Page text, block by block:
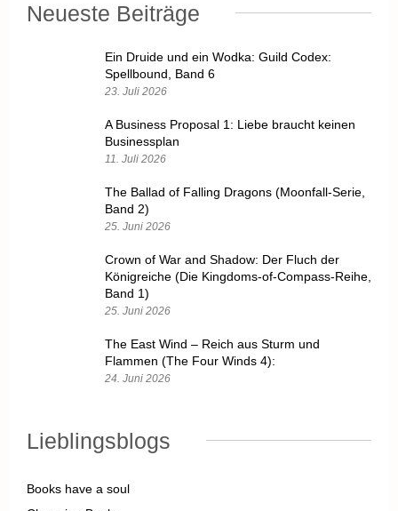
Neueste Beiträge
Ein Druide und ein Wodka: Guild Codex:
Spellbound, Band 6
23. Juli 2026
A Business Proposal 1: Liebe braucht keinen
Businessplan
11. Juli 2026
The Ballad of Falling Dragons (Moonfall-Serie,
Band 2)
25. Juni 2026
Crown of War and Shadow: Der Fluch der
Königreiche (Die Kingdoms-of-Compass-Reihe,
Band 1)
25. Juni 2026
The East Wind – Reich aus Sturm und
Flammen (The Four Winds 4):
24. Juni 2026
Lieblingsblogs
Books have a soul